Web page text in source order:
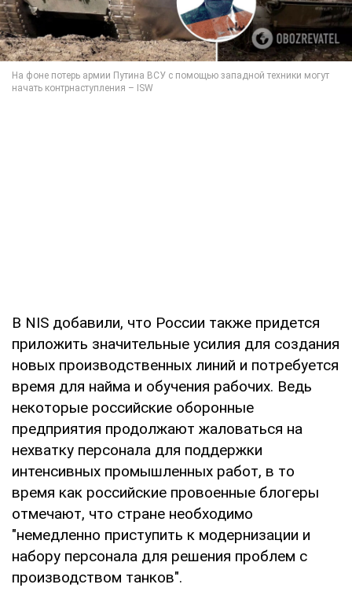
В NIS добавили, что России также придется
приложить значительные усилия для создания
новых производственных линий и потребуется
время для найма и обучения рабочих. Ведь
некоторые российские оборонные
предприятия продолжают жаловаться на
нехватку персонала для поддержки
интенсивных промышленных работ, в то
время как российские провоенные блогеры
отмечают, что стране необходимо
"немедленно приступить к модернизации и
набору персонала для решения проблем с
производством танков".